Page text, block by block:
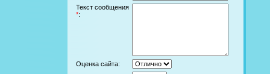
Текст сообщения
*:
Оценка сайта: